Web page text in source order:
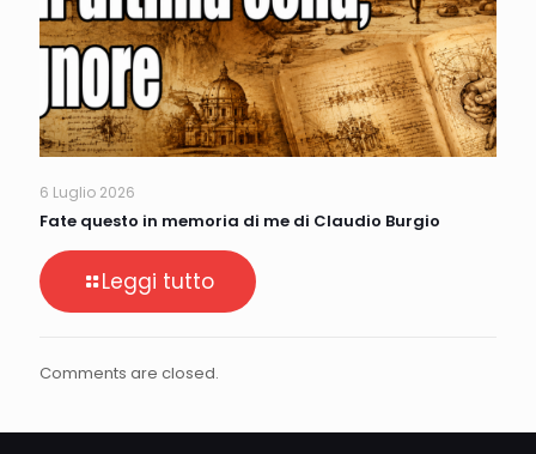
6 Luglio 2026
Fate questo in memoria di me di Claudio Burgio
Leggi tutto
Comments are closed.